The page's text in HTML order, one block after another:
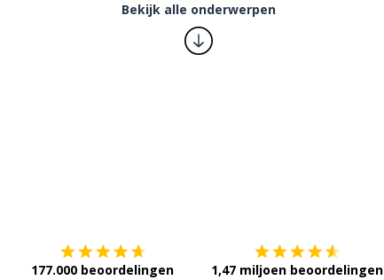
Bekijk alle onderwerpen
177.000 beoordelingen 1,47 miljoen beoordelingen